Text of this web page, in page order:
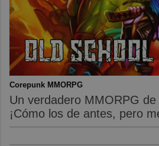
Corepunk MMORPG
Un verdadero MMORPG
¡Cómo los de antes, pero